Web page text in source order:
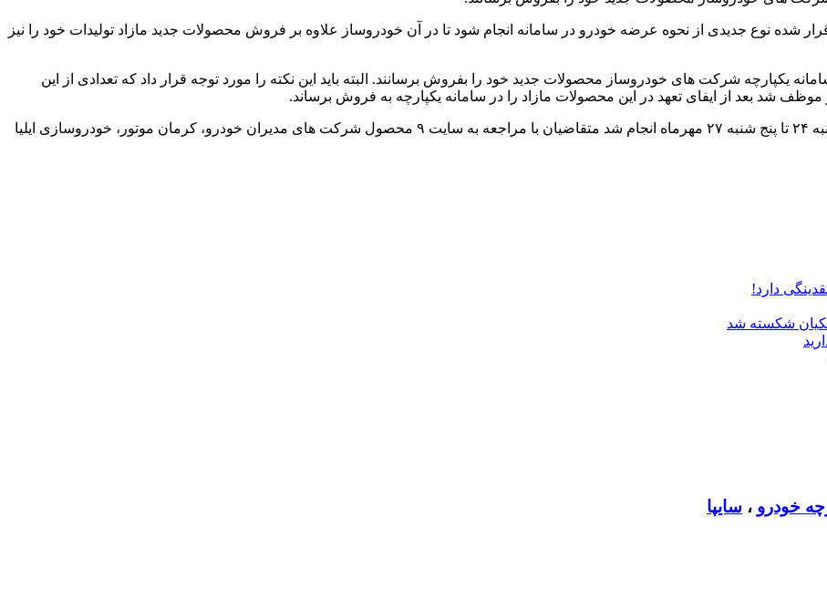
شده نوع جدیدی از نحوه عرضه خودرو در سامانه انجام شود تا در آن خودروساز علاوه بر فروش محصولات جدید مازاد تولیدات خود را نیز
یکپارچه شرکت های خودروساز محصولات جدید خود را بفروش برسانند. البته باید این نکته را مورد توجه قرار داد که تعدادی از این
شد بعد از ایفای تعهد در این محصولات مازاد را در سامانه یکپارچه به فروش برساند.
در مرحله قبلی فروش خودرو در سامانه یکپارچه خودرو که از دوشنبه ۲۴ تا پنج شنبه ۲۷ مهرماه انجام شد متقاضیان با مراجعه به سایت ۹ محصول شرکت های مدیران خودرو، کرمان موتور، خودروسازی ایلیا
دارد!
شکسته شد
خودرو ، سایپا